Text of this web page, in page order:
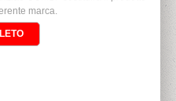
marca.